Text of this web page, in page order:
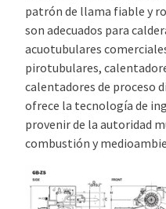
patrón de llama fiable y
son adecuados para
acuotubulares
pirotubulares,
calentadores de proceso
ofrece la tecnología de
provenir de la autoridad
combustión y